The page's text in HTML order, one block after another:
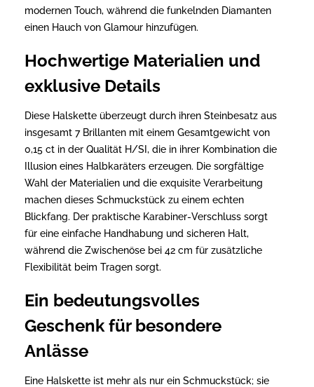
modernen Touch, während die funkelnden Diamanten
einen Hauch von Glamour hinzufügen.
Hochwertige Materialien und
exklusive Details
Diese Halskette überzeugt durch ihren Steinbesatz aus
insgesamt 7 Brillanten mit einem Gesamtgewicht von
0,15 ct in der Qualität H/SI, die in ihrer Kombination die
Illusion eines Halbkaräters erzeugen. Die sorgfältige
Wahl der Materialien und die exquisite Verarbeitung
machen dieses Schmuckstück zu einem echten
Blickfang. Der praktische Karabiner-Verschluss sorgt
für eine einfache Handhabung und sicheren Halt,
während die Zwischenöse bei 42 cm für zusätzliche
Flexibilität beim Tragen sorgt.
Ein bedeutungsvolles
Geschenk für besondere
Anlässe
Eine Halskette ist mehr als nur ein Schmuckstück; sie